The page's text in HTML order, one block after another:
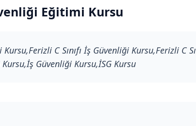
Eğitimi Kursu
C Sınıfı İş Güvenliği Kursu,Ferizli C
Kursu,İş Güvenliği Kursu,İSG Kursu